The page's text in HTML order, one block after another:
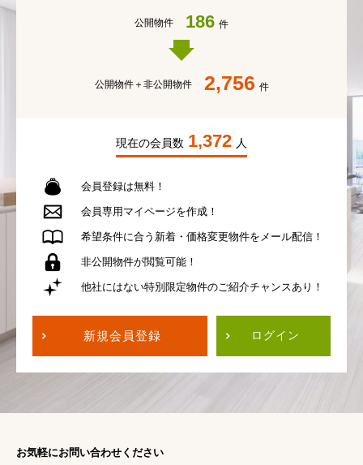
公開物件 186 件
公開物件＋非公開物件 2,756 件
現在の会員数 1,372 人
会員登録は無料！
会員専用 マイページを作成！
希望条件に合う 新着・価格変更物件を メール配信！
非公開物件が閲覧可能！
他社にはない特別限定物件のご紹介チャンスあり！
新規会員登録 ログイン
お気軽にお問い合わせください